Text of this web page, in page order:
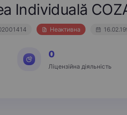
Individuală
Неактивна
0
Ліцензійна діяльність